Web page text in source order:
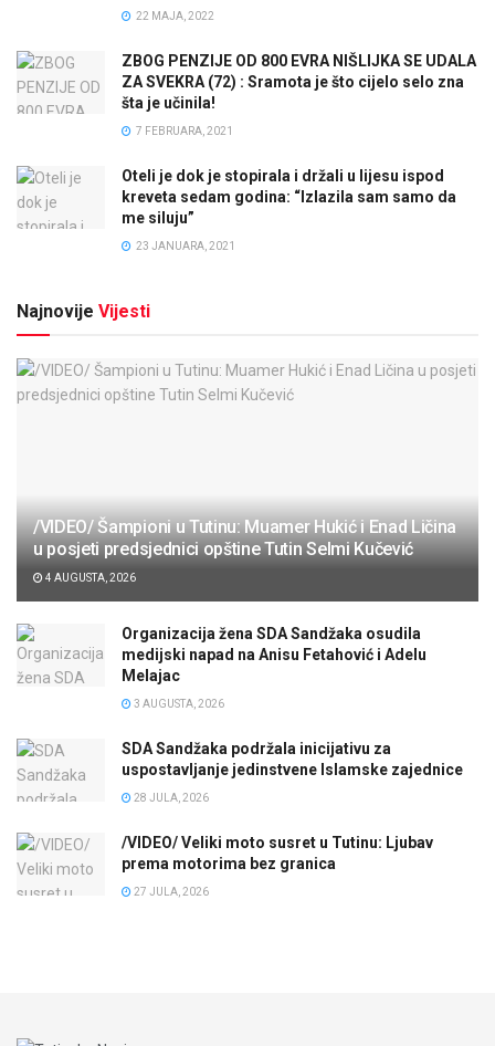
22 MAJA, 2022
ZBOG PENZIJE OD 800 EVRA NIŠLIJKA SE UDALA
ZA SVEKRA (72) : Sramota je što cijelo selo zna
šta je učinila!
7 FEBRUARA, 2021
Oteli je dok je stopirala i držali u lijesu ispod
kreveta sedam godina: “Izlazila sam samo da
me siluju”
23 JANUARA, 2021
Najnovije Vijesti
/VIDEO/ Šampioni u Tutinu: Muamer Hukić i Enad Ličina
u posjeti predsjednici opštine Tutin Selmi Kučević
4 AUGUSTA, 2026
Organizacija žena SDA Sandžaka osudila
medijski napad na Anisu Fetahović i Adelu
Melajac
3 AUGUSTA, 2026
SDA Sandžaka podržala inicijativu za
uspostavljanje jedinstvene Islamske zajednice
28 JULA, 2026
/VIDEO/ Veliki moto susret u Tutinu: Ljubav
prema motorima bez granica
27 JULA, 2026